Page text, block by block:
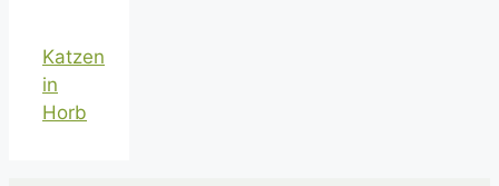
Katzen
in
Horb